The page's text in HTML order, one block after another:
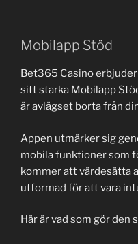
Mobilapp Stöd
Bet365 Casino
sitt starka Mobilapp
är avlägset borta från
Appen utmärker sig
mobila funktioner som
kommer att värdesätta
utformad för att vara
Här är vad som gör den